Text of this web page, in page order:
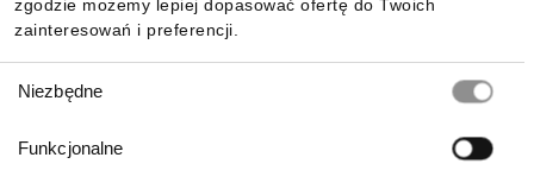
zgodzie możemy lepiej dopasować ofertę do Twoich
zainteresowań i preferencji.
zgody
Niezbędne
Funkcjonalne